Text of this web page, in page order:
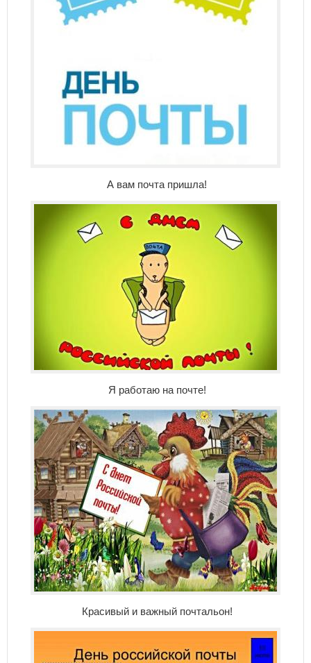
А вам почта пришла!
Я работаю на почте!
Красивый и важный почтальон!